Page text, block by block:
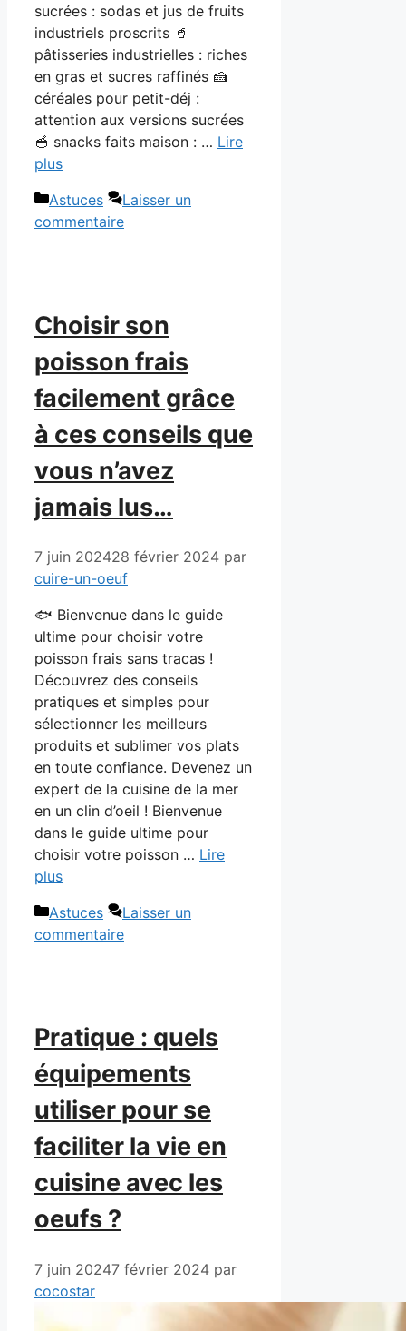
sucrées : sodas et jus de fruits
industriels proscrits 🥤
pâtisseries industrielles : riches
en gras et sucres raffinés 🍰
céréales pour petit-déj :
attention aux versions sucrées
🥣 snacks faits maison : … Lire
plus
Catégories
Astuces
Laisser un
commentaire
Choisir son
poisson frais
facilement grâce
à ces conseils que
vous n’avez
jamais lus…
7 juin 202428 février 2024 par
cuire-un-oeuf
🐟 Bienvenue dans le guide
ultime pour choisir votre
poisson frais sans tracas !
Découvrez des conseils
pratiques et simples pour
sélectionner les meilleurs
produits et sublimer vos plats
en toute confiance. Devenez un
expert de la cuisine de la mer
en un clin d’oeil ! Bienvenue
dans le guide ultime pour
choisir votre poisson … Lire
plus
Catégories
Astuces
Laisser un
commentaire
Pratique : quels
équipements
utiliser pour se
faciliter la vie en
cuisine avec les
oeufs ?
7 juin 20247 février 2024 par
cocostar